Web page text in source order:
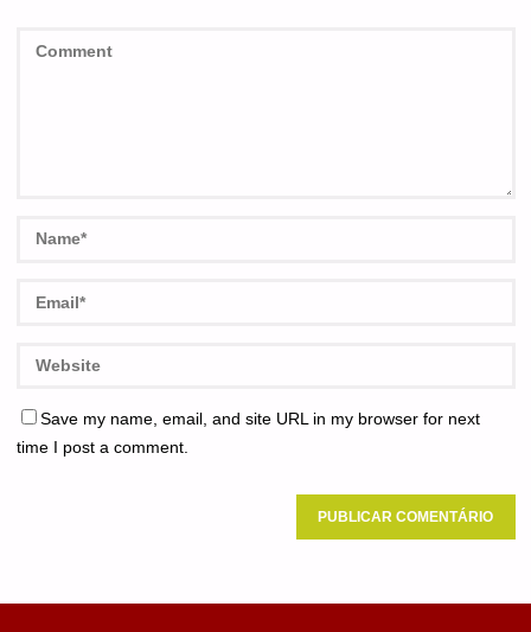
Save my name, email, and site URL in my browser for next
time I post a comment.